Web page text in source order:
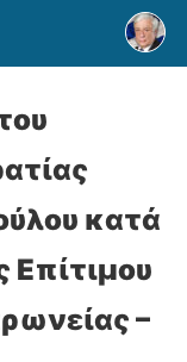
κατά
Επίτιμου
–